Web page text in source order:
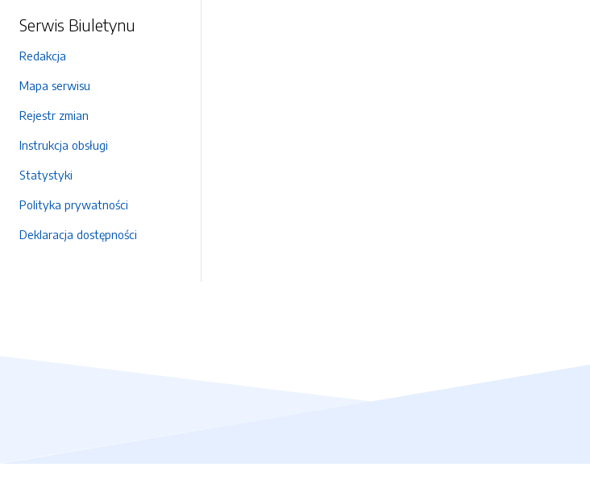
Serwis Biuletynu
Redakcja
Mapa serwisu
Rejestr zmian
Instrukcja obsługi
Statystyki
Polityka prywatności
Deklaracja dostępności